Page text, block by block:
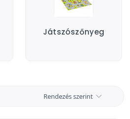
Játszószőnyeg
Rendezés szerint